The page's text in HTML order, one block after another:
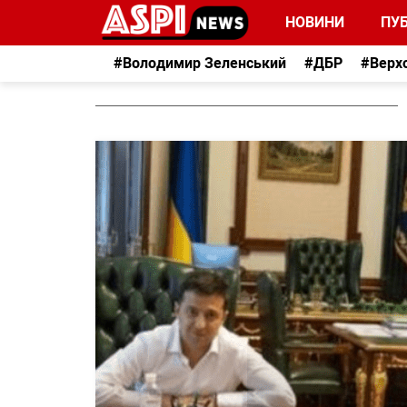
НОВИНИ
#Володимир Зеленський #ДБР